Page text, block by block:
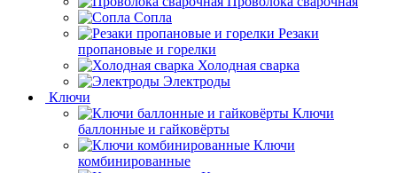
Сопла
Резаки
пропановые и горелки
Холодная сварка
Электроды
Ключи
Ключи
баллонные и гайковёрты
Ключи
комбинированные